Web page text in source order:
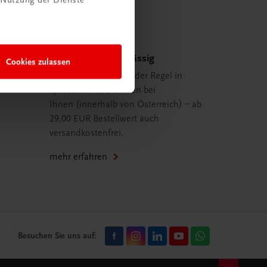
Cookies zulassenSchnell und zuverlässig
Ihre Bestellung ist in der Regel in
spätestens 48 Stunden bei
Ihnen (innerhalb von Österreich) – ab
29,00 EUR Bestellwert auch
versandkostenfrei.
mehr erfahren
Besuchen Sie uns auf: